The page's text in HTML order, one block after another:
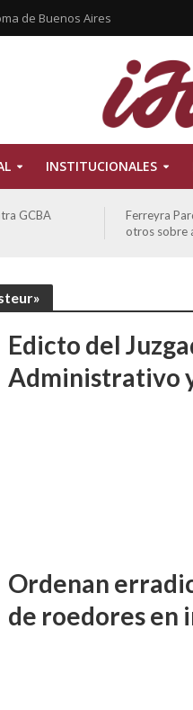
de Buenos Aires
INSTITUCIONALES
GCBA
Ferreyra
otros sobre
Edicto del
Administrativo
Ordenan
de roedores